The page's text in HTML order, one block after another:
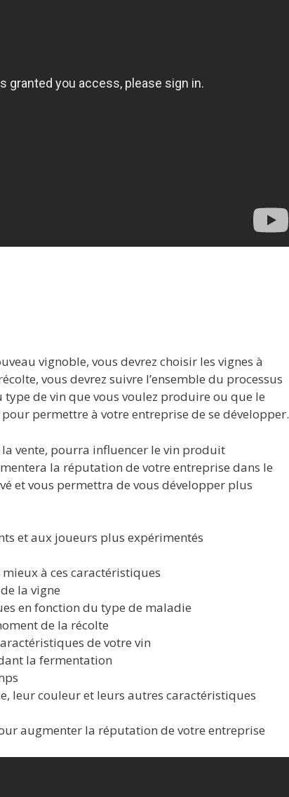
vignoble, vous devrez choisir les vignes à
vous devrez suivre l’ensemble du processus
de vin que vous voulez produire ou que le
permettre à votre entreprise de se développer.
vente, pourra influencer le vin produit
la réputation de votre entreprise dans le
et vous permettra de vous développer plus
et aux joueurs plus expérimentés
à ces caractéristiques
la vigne
en fonction du type de maladie
de la récolte
de votre vin
la fermentation
leur couleur et leurs autres caractéristiques
augmenter la réputation de votre entreprise